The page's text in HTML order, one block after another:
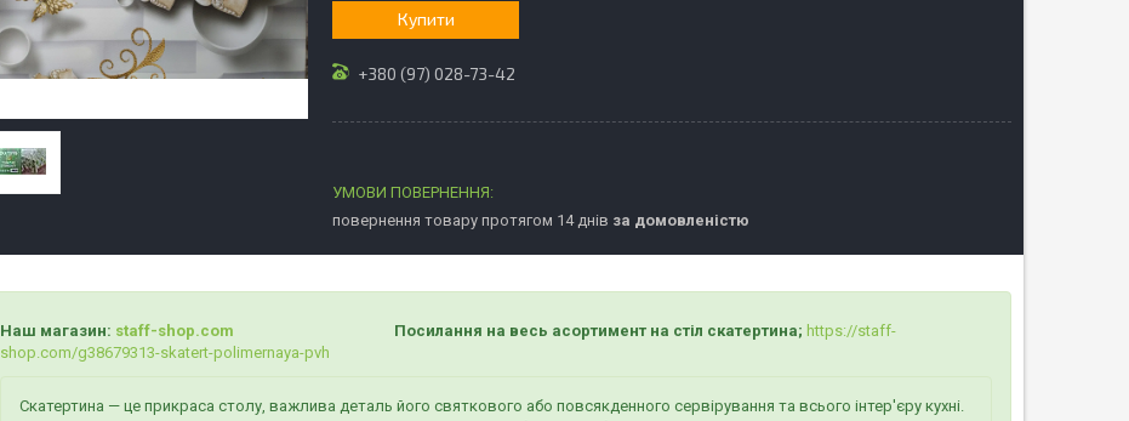
Купити
+380 (97) 028-73-42
повернення товару протягом 14 днів за домовленістю
Наш магазин: staff-shop.com Посилання на весь асортимент на стіл скатертина; https://staff-
shop.com/g38679313-skatert-polimernaya-pvh
Скатертина — це прикраса столу, важлива деталь його святкового або повсякденного сервірування та всього інтер'єру кухні.